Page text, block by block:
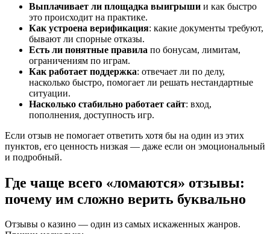
Выплачивает ли площадка выигрыши и как быстро
это происходит на практике.
Как устроена верификация: какие документы требуют,
бывают ли спорные отказы.
Есть ли понятные правила по бонусам, лимитам,
ограничениям по играм.
Как работает поддержка: отвечает ли по делу,
насколько быстро, помогает ли решать нестандартные
ситуации.
Насколько стабильно работает сайт: вход,
пополнения, доступность игр.
Если отзыв не помогает ответить хотя бы на один из этих
пунктов, его ценность низкая — даже если он эмоциональный
и подробный.
Где чаще всего «ломаются» отзывы:
почему им сложно верить буквально
Отзывы о казино — один из самых искаженных жанров.